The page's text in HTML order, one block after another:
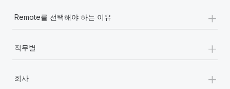
Remote를 선택해야 하는 이유 +
직무별 +
회사 +